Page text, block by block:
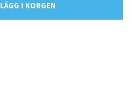
LÄGG I KORGEN